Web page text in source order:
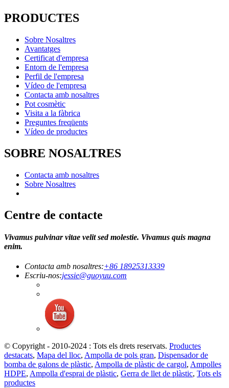
PRODUCTES
Sobre Nosaltres
Avantatges
Certificat d'empresa
Entorn de l'empresa
Perfil de l'empresa
Vídeo de l'empresa
Contacta amb nosaltres
Pot cosmètic
Visita a la fàbrica
Preguntes freqüents
Vídeo de productes
SOBRE NOSALTRES
Contacta amb nosaltres
Sobre Nosaltres
Centre de contacte
Vivamus pulvinar vitae velit sed molestie. Vivamus quis magna
enim.
Contacta amb nosaltres:+86 18925313339
Escriu-nos:jessie@guoyuu.com
© Copyright - 2010-2024 : Tots els drets reservats. Productes
destacats, Mapa del lloc, Ampolla de pols gran, Dispensador de
bomba de galons de plàstic, Ampolla de plàstic de cargol, Ampolles
HDPE, Ampolla d'esprai de plàstic, Gerra de llet de plàstic, Tots els
productes